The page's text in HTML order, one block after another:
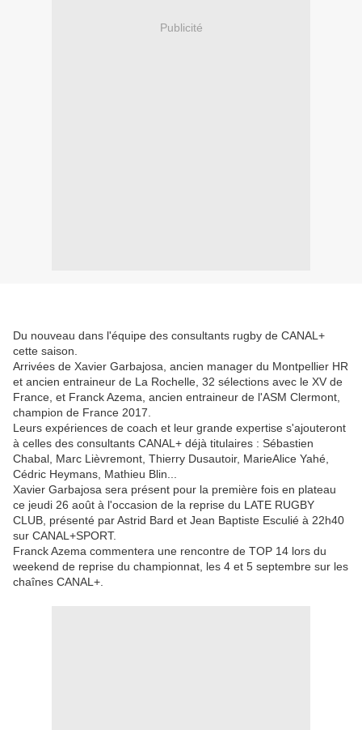
Publicité
Du nouveau dans l'équipe des consultants rugby de CANAL+
cette saison.
Arrivées de Xavier Garbajosa, ancien manager du Montpellier HR
et ancien entraineur de La Rochelle, 32 sélections avec le XV de
France, et Franck Azema, ancien entraineur de l'ASM Clermont,
champion de France 2017.
Leurs expériences de coach et leur grande expertise s'ajouteront
à celles des consultants CANAL+ déjà titulaires : Sébastien
Chabal, Marc Lièvremont, Thierry Dusautoir, Marie­Alice Yahé,
Cédric Heymans, Mathieu Blin...
Xavier Garbajosa sera présent pour la première fois en plateau
ce jeudi 26 août à l'occasion de la reprise du LATE RUGBY
CLUB, présenté par Astrid Bard et Jean­ Baptiste Esculié à 22h40
sur CANAL+SPORT.
Franck Azema commentera une rencontre de TOP 14 lors du
week­end de reprise du championnat, les 4 et 5 septembre sur les
chaînes CANAL+.